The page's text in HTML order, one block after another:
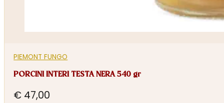
PIEMONT FUNGO
PORCINI INTERI TESTA NERA 540 gr
€ 47,00